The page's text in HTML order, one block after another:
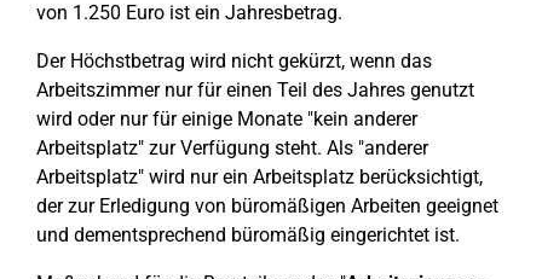
von 1.250 Euro ist ein Jahresbetrag.
Der Höchstbetrag wird nicht gekürzt, wenn das
Arbeitszimmer nur für einen Teil des Jahres genutzt
wird oder nur für einige Monate "kein anderer
Arbeitsplatz" zur Verfügung steht. Als "anderer
Arbeitsplatz" wird nur ein Arbeitsplatz berücksichtigt,
der zur Erledigung von büromäßigen Arbeiten geeignet
und dementsprechend büromäßig eingerichtet ist.